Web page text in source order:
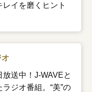
レイを磨くヒント
放送中！J-WAVEと
ラジオ番組。“美”の